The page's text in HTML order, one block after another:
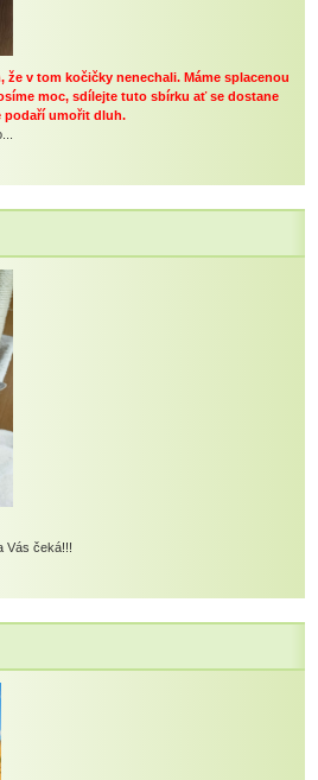
že v tom kočičky nenechali. Máme splacenou
moc, sdílejte tuto sbírku ať se dostane
podaří umořit dluh.
Vás čeká!!!